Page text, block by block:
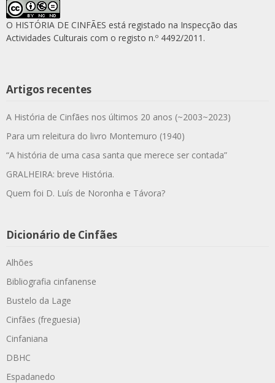
O HISTÓRIA DE CINFÃES está registado na Inspecção das
Actividades Culturais com o registo n.º 4492/2011.
Artigos recentes
A História de Cinfães nos últimos 20 anos (~2003~2023)
Para um releitura do livro Montemuro (1940)
“A história de uma casa santa que merece ser contada”
GRALHEIRA: breve História.
Quem foi D. Luís de Noronha e Távora?
Dicionário de Cinfães
Alhões
Bibliografia cinfanense
Bustelo da Lage
Cinfães (freguesia)
Cinfaniana
DBHC
Espadanedo